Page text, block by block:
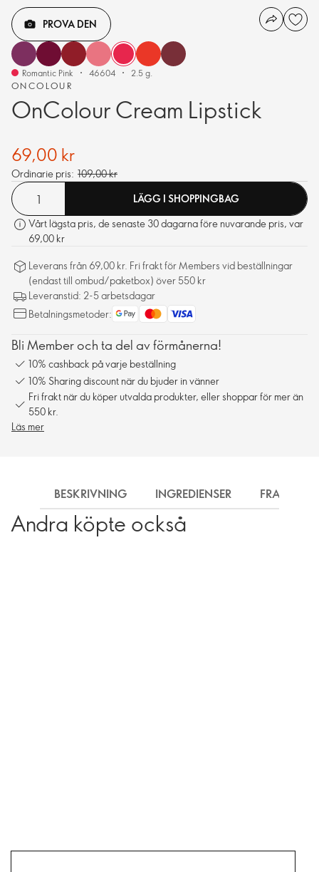
ONCOLOUR
OnColour Cream Lipstick
PROVA DEN
Romantic Pink 46604 2.5 g.
69,00 kr
Ordinarie pris: 109,00 kr
LÄGG I SHOPPINGBAG
Vårt lägsta pris, de senaste 30 dagarna före nuvarande pris, var
69,00 kr
Leverans från 69,00 kr. Fri frakt för Members vid beställningar
(endast till ombud/paketbox) över 550 kr
Leveranstid: 2-5 arbetsdagar
Betalningsmetoder:
Bli Member och ta del av förmånerna!
10% cashback på varje beställning
10% Sharing discount när du bjuder in vänner
Fri frakt när du köper utvalda produkter, eller shoppar för mer än
550 kr.
Läs mer
BESKRIVNING INGREDIENSER FRAKT
Andra köpte också